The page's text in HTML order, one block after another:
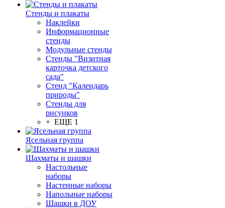
Стенды и плакаты
Наклейки
Информационные
стенды
Модульные стенды
Стенды "Визитная
карточка детского
сада"
Стенд "Календарь
природы"
Стенды для
рисунков
+ ЕЩЕ 1
Ясельная группа
Шахматы и шашки
Настольные
наборы
Настенные наборы
Напольные наборы
Шашки в ДОУ